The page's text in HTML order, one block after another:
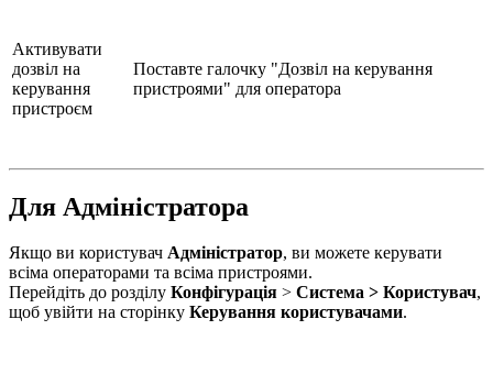
Активувати
дозвіл на
керування
пристроєм
Поставте галочку "Дозвіл на керування
пристроями" для оператора
Для Адміністратора
Якщо ви користувач Адміністратор, ви можете керувати
всіма операторами та всіма пристроями.
Перейдіть до розділу Конфігурація > Система > Користувач,
щоб увійти на сторінку Керування користувачами.